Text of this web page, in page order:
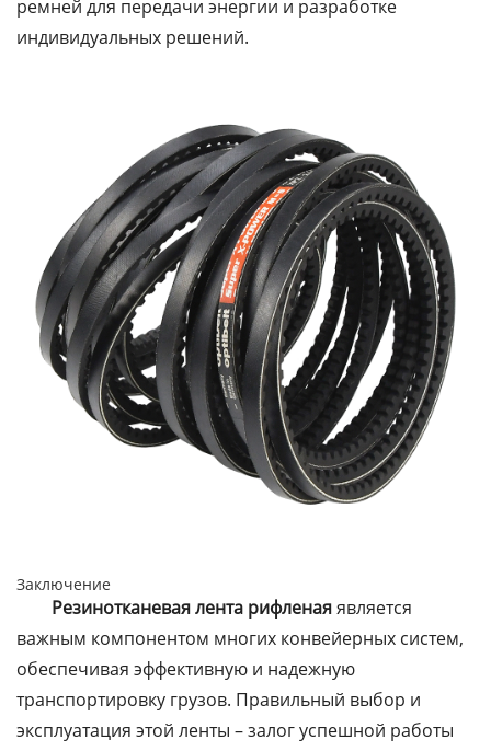
ремней для передачи энергии и разработке
индивидуальных решений.
Заключение
Резинотканевая лента рифленаяявляется
важным компонентом многих конвейерных систем,
обеспечивая эффективную и надежную
транспортировку грузов. Правильный выбор и
эксплуатация этой ленты – залог успешной работы